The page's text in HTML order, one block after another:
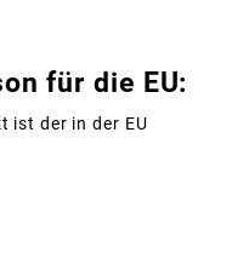
für die EU:
ist der in der EU